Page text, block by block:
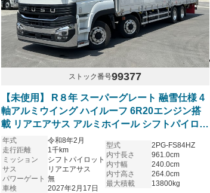
ストック番号99377
【未使用】 R８年 スーパーグレート 融雪仕様 4
軸アルミウイング ハイルーフ 6R20エンジン搭
載 リアエアサス アルミホイール シフトパイロッ
ト 車検付き
年式
令和8年2月
走行距離
1千km
ミッション
シフトパイロット
サス
リアエアサス
パワーゲート 無
車検
2027年2月17日
型式
2PG-FS84HZ
内寸長さ
961.0cm
内寸幅
240.0cm
内寸高さ
264.0cm
最大積載
13800kg